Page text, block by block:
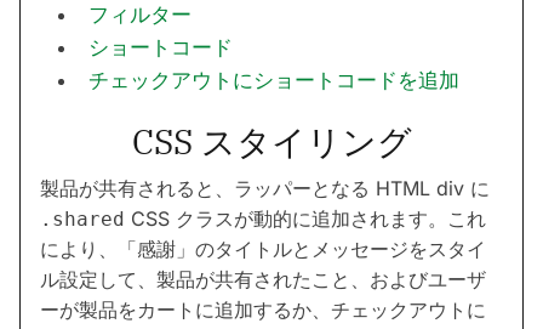
フィルター
ショートコード
チェックアウトにショートコードを追加
CSS スタイリング
製品が共有されると、ラッパーとなる HTML div に
.shared CSS クラスが動的に追加されます。これ
により、「感謝」のタイトルとメッセージをスタイ
ル設定して、製品が共有されたこと、およびユーザ
ーが製品をカートに追加するか、チェックアウトに